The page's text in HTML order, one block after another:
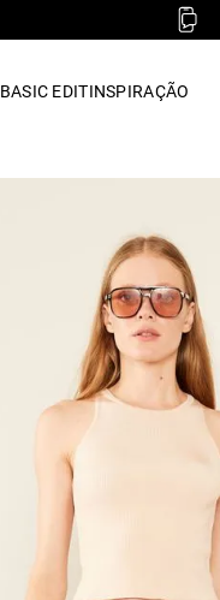
BASIC EDITINSPIRAÇÃO